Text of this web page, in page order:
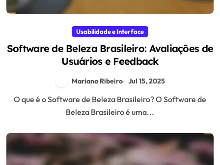
Usabilidade e Interface
Software de Beleza Brasileiro: Avaliações de
Usuários e Feedback
Mariana Ribeiro Jul 15, 2025
O que é o Software de Beleza Brasileiro? O Software de
Beleza Brasileiro é uma...